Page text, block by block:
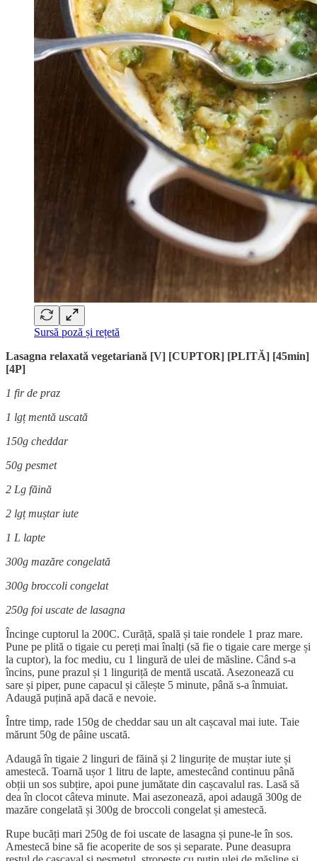
Sursă poză și rețetă
Lasagna relaxată vegetariană [V] [CUPTOR] [PLITĂ] [45min]
[4P]
1 fir de praz
1 lgț mentă uscată
150g cheddar
50g pesmet
2 Lg făină
2 lgț muștar iute
1 L lapte
300g mazăre congelată
300g broccoli congelat
250g foi uscate de lasagna
Încinge cuptorul la 200C. Curăță, spală și taie rondele 1 praz mare.
Pune pe plită o tigaie cu pereți mai înalți (să fie o tigaie care merge și
la cuptor), la foc mediu, cu 1 lingură de ulei de măsline. Când s-a
încins, pune prazul și 1 linguriță de mentă uscată. Asezonează cu
sare și piper, pune capacul și călește 5 minute, până s-a înmuiat.
Adaugă puțină apă dacă e nevoie.
Între timp, rade 150g de cheddar sau un alt cașcaval mai iute. Taie
mărunt 50g de pâine uscată.
Adaugă în tigaie 2 linguri de făină și 2 lingurițe de muștar iute și
amestecă. Toarnă ușor 1 litru de lapte, amestecând continuu până
obții un sos subțire, apoi pune jumătate din cașcavalul ras. Lasă să
dea în clocot câteva minute. Mai asezonează, apoi adaugă 300g de
mazăre congelată și 300g de broccoli congelat și amestecă.
Rupe bucăți mari 250g de foi uscate de lasagna și pune-le în sos.
Amestecă bine să fie acoperite de sos și separate. Pune deasupra